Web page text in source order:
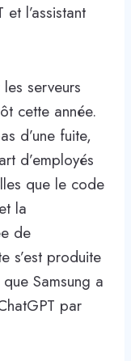
l’assistant
serveurs
cette année.
d’une fuite,
d’employés
que le code
la
de
s’est produite
Samsung a
par